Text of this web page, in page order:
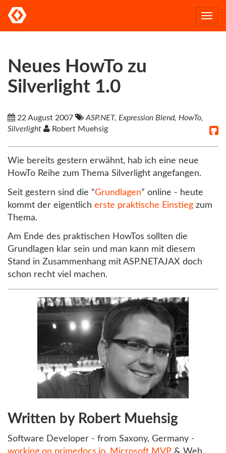
Neues HowTo zu
Silverlight 1.0
22 August 2007
ASP.NET, Expression Blend, HowTo,
Silverlight
Robert Muehsig
Wie bereits gestern erwähnt, hab ich eine neue
HowTo Reihe zum Thema Silverlight angefangen.
Seit gestern sind die “Grundlagen” online - heute
kommt der eigentlich erste praktische Einstieg zum
Thema.
Am Ende des praktischen HowTos sollten die
Grundlagen klar sein und man kann mit diesem
Stand in Zusammenhang mit ASP.NETAJAX doch
schon recht viel machen.
Written by Robert Muehsig
Software Developer - from Saxony, Germany -